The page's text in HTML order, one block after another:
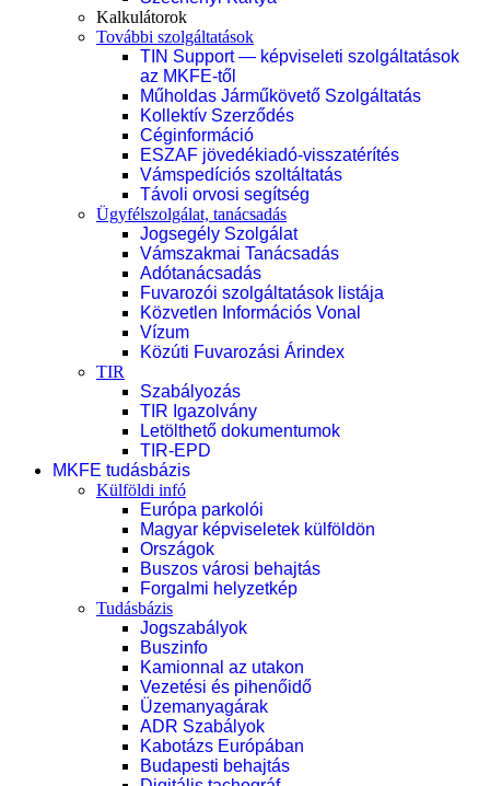
Kalkulátorok
További szolgáltatások
TIN Support — képviseleti szolgáltatások
az MKFE-től
Műholdas Járműkövető Szolgáltatás
Kollektív Szerződés
Céginformáció
ESZAF jövedékiadó-visszatérítés
Vámspedíciós szoltáltatás
Távoli orvosi segítség
Ügyfélszolgálat, tanácsadás
Jogsegély Szolgálat
Vámszakmai Tanácsadás
Adótanácsadás
Fuvarozói szolgáltatások listája
Közvetlen Információs Vonal
Vízum
Közúti Fuvarozási Árindex
TIR
Szabályozás
TIR Igazolvány
Letölthető dokumentumok
TIR-EPD
MKFE tudásbázis
Külföldi infó
Európa parkolói
Magyar képviseletek külföldön
Országok
Buszos városi behajtás
Forgalmi helyzetkép
Tudásbázis
Jogszabályok
Buszinfo
Kamionnal az utakon
Vezetési és pihenőidő
Üzemanyagárak
ADR Szabályok
Kabotázs Európában
Budapesti behajtás